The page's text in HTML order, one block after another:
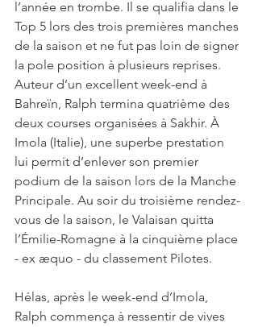
l’année en trombe. Il se qualifia dans le
Top 5 lors des trois premières manches
de la saison et ne fut pas loin de signer
la pole position à plusieurs reprises.
Auteur d’un excellent week-end à
Bahreïn, Ralph termina quatrième des
deux courses organisées à Sakhir. À
Imola (Italie), une superbe prestation
lui permit d’enlever son premier
podium de la saison lors de la Manche
Principale. Au soir du troisième rendez-
vous de la saison, le Valaisan quitta
l’Émilie-Romagne à la cinquième place
- ex æquo - du classement Pilotes.
Hélas, après le week-end d’Imola,
Ralph commença à ressentir de vives